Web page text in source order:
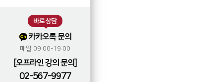
바로상담
카카오톡 문의
매일 09:00-19:00
[오프라인 강의 문의]
02-567-9977